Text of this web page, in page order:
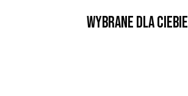
Wybrane dla Ciebie